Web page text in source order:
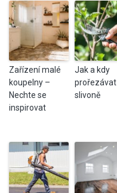
Zařízení malé
koupelny –
Nechte se
inspirovat
Jak a kdy
prořezávat
slivoně